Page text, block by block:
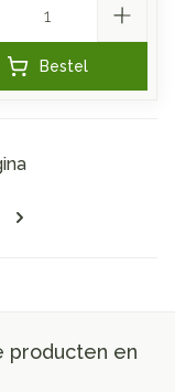
Bestel
pagina
producten en